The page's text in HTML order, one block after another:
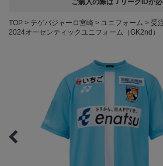
ご購入の際はＪリーグIDが必
TOP テゲバジャーロ宮崎 ユニフォーム
受
2024オーセンティックユニフォーム（GK2nd）